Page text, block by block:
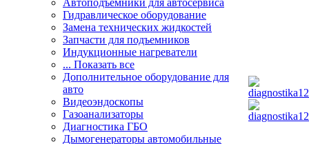
Автоподъемники для автосервиса
Гидравлическое оборудование
Замена технических жидкостей
Запчасти для подъемников
Индукционные нагреватели
... Показать все
Дополнительное оборудование для
авто
Видеоэндоскопы
Газоанализаторы
Диагностика ГБО
Дымогенераторы автомобильные